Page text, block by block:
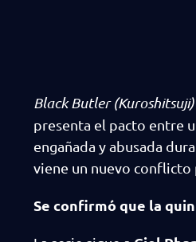
Black Butler (Kuroshitsuji)
presenta el pacto entre
engañada y abusada
viene un nuevo conflicto
Se confirmó que la